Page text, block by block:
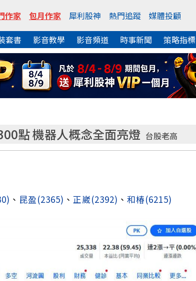
作家 包月作家 犀利股神 熱門追蹤 媒體投顧
套書 影音教學 影音頻道 時事新聞 策略指標
點 機器人概念全面亮燈 台股老高
、 昆盈(2365) 、 正崴(2392) 、 和椿(6215)